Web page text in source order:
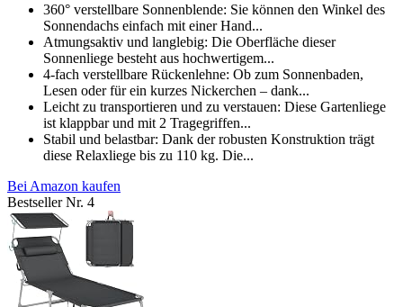
360° verstellbare Sonnenblende: Sie können den Winkel des
Sonnendachs einfach mit einer Hand...
Atmungsaktiv und langlebig: Die Oberfläche dieser
Sonnenliege besteht aus hochwertigem...
4-fach verstellbare Rückenlehne: Ob zum Sonnenbaden,
Lesen oder für ein kurzes Nickerchen – dank...
Leicht zu transportieren und zu verstauen: Diese Gartenliege
ist klappbar und mit 2 Tragegriffen...
Stabil und belastbar: Dank der robusten Konstruktion trägt
diese Relaxliege bis zu 110 kg. Die...
Bei Amazon kaufen
Bestseller Nr. 4